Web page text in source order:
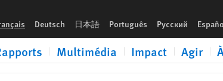
Deutsch 日本語 Português Русский
Multimédia Impact Agir